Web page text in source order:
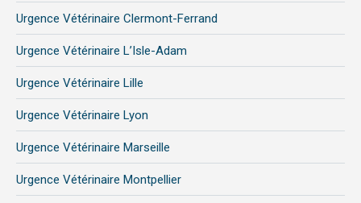
Urgence Vétérinaire Clermont-Ferrand
Urgence Vétérinaire L’Isle-Adam
Urgence Vétérinaire Lille
Urgence Vétérinaire Lyon
Urgence Vétérinaire Marseille
Urgence Vétérinaire Montpellier